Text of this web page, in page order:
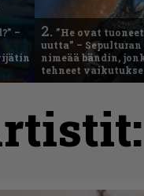
–
2. ”He ovat
uutta” –
nimeää bändin,
tehneet